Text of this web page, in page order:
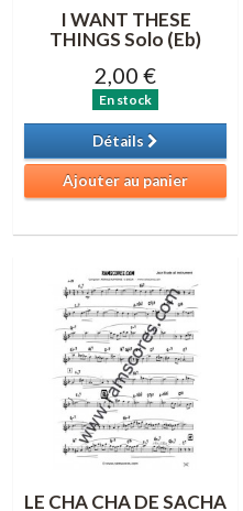
I WANT THESE
THINGS Solo (Eb)
2,00 €
En stock
Détails
Ajouter au panier
LE CHA CHA DE SACHA